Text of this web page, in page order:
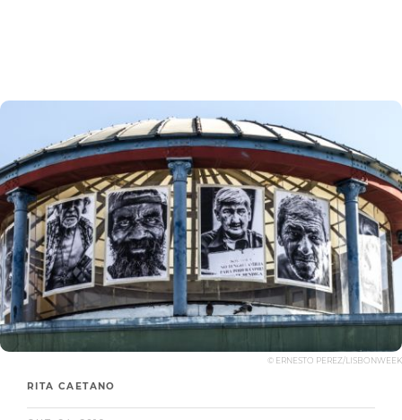
© ERNESTO PEREZ/LISBONWEEK
RITA CAETANO